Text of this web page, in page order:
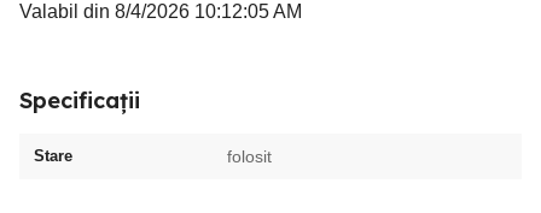
Valabil din 8/4/2026 10:12:05 AM
Specificații
Stare folosit